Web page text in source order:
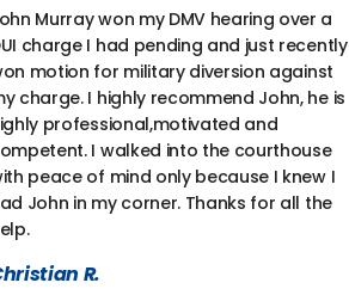
Murray won my DMV hearing over a
charge I had pending and just recently
motion for military diversion against
charge. I highly recommend John, he is
professional,motivated and
I walked into the courthouse
peace of mind only because I knew I
John in my corner. Thanks for all the
R.